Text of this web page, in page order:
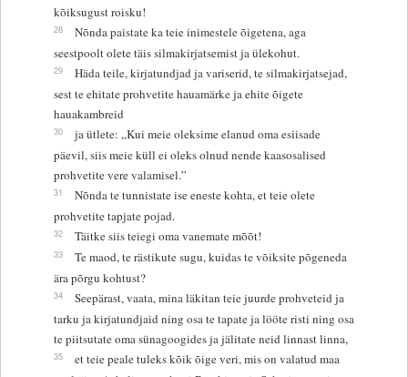
kõiksugust roisku!
28
Nõnda paistate ka teie inimestele õigetena, aga
seestpoolt olete täis silmakirjatsemist ja ülekohut.
29
Häda teile, kirjatundjad ja variserid, te silmakirjatsejad,
sest te ehitate prohvetite hauamärke ja ehite õigete
hauakambreid
30
ja ütlete: „Kui meie oleksime elanud oma esiisade
päevil, siis meie küll ei oleks olnud nende kaasosalised
prohvetite vere valamisel.”
31
Nõnda te tunnistate ise eneste kohta, et teie olete
prohvetite tapjate pojad.
32 Täitke siis teiegi oma vanemate mõõt!
33
Te maod, te rästikute sugu, kuidas te võiksite põgeneda
ära põrgu kohtust?
34
Seepärast, vaata, mina läkitan teie juurde prohveteid ja
tarku ja kirjatundjaid ning osa te tapate ja lööte risti ning osa
te piitsutate oma sünagoogides ja jälitate neid linnast linna,
35
et teie peale tuleks kõik õige veri, mis on valatud maa